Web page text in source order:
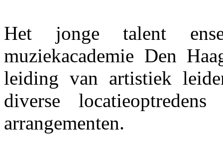
Het jonge talent
muziekacademie Den
leiding van artistiek
diverse
arrangementen.